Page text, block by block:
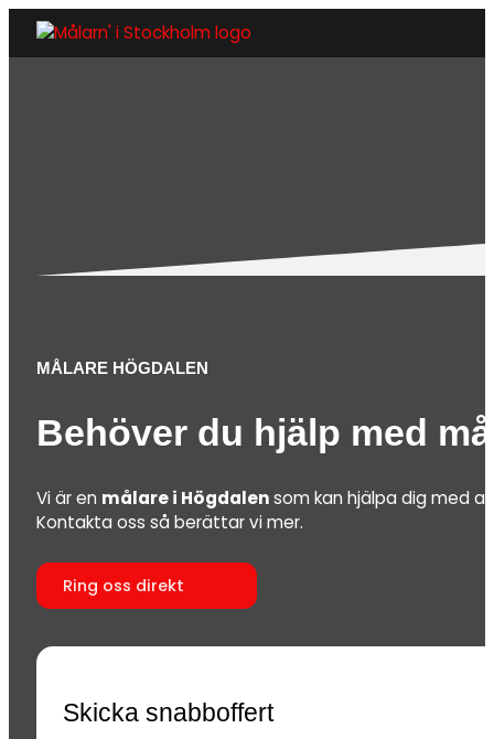
MÅLARE HÖGDALEN
Behöver du hjälp med
Vi är en målare i Högdalensom kan hjälpa dig med
Kontakta oss så berättar vi mer.
Ring oss direkt
Skicka snabboffert